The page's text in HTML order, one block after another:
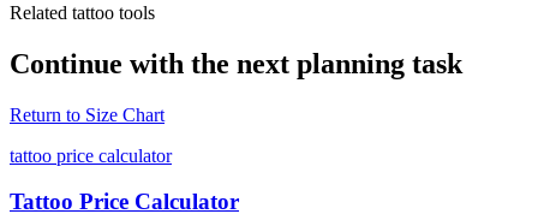
Related tattoo tools
Continue with the next planning task
Return to Size Chart
tattoo price calculator
Tattoo Price Calculator